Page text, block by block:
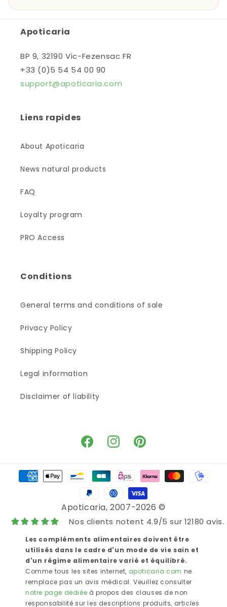
Apoticaria
BP 9, 32190 Vic-Fezensac FR
+33 (0)5 54 54 00 90
support@apoticaria.com
Liens rapides
About Apoticaria
News natural products
FAQ
Loyalty program
PRO Access
Conditions
General terms and conditions of sale
Privacy Policy
Shipping Policy
Legal information
Disclaimer of liability
FacebookInstagramPinterest
Payment
methods
Apoticaria, 2007-2026 ©
Nos clients notent 4.9/5 sur 12180 avis.
Les compléments alimentaires doivent être
utilisés dans le cadre d'un mode de vie sain et
d'un régime alimentaire varié et équilibré.
Comme tous les sites internet, apoticaria.com ne
remplace pas un avis médical. Veuillez consulter
notre page dédiée à propos des clauses de non
responsabilité sur les descriptions produits, articles